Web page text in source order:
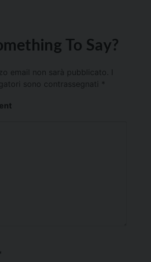
To Say?
email non sarà pubblicato.
sono contrassegnati *